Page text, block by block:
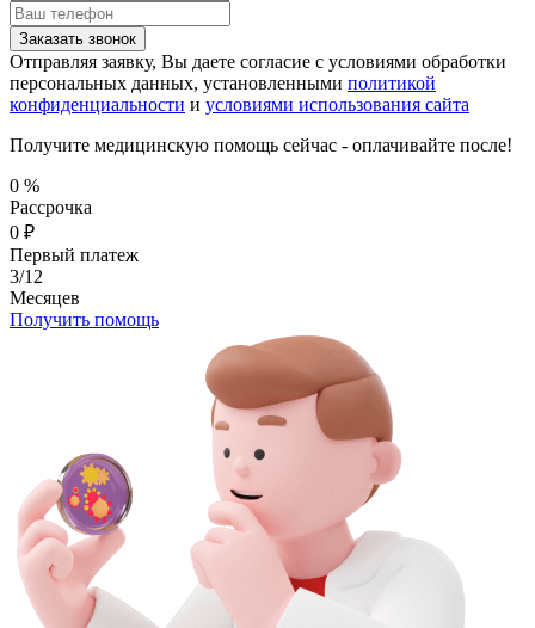
Заказать звонок
Отправляя заявку, Вы даете согласие с условиями обработки
персональных данных, установленными политикой
конфиденциальности и условиями использования сайта
Получите медицинскую помощь сейчас - оплачивайте после!
0 %
Рассрочка
0 ₽
Первый платеж
3/12
Месяцев
Получить помощь